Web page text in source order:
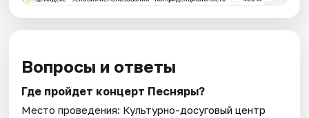
Вопросы и ответы
Где пройдет концерт Песняры?
Место проведения: Культурно-досуговый центр